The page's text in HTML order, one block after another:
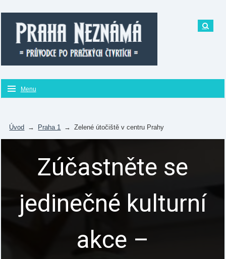
Menu
Úvod → Praha 1 → Zelené útočiště v centru Prahy
Zúčastněte se
jedinečné kulturní
akce –